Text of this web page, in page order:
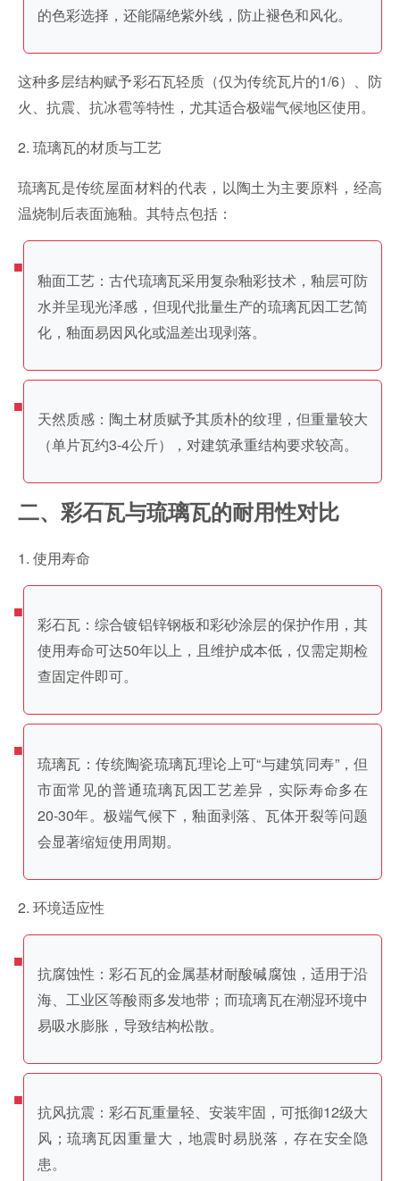
的色彩选择，还能隔绝紫外线，防止褪色和风化。
这种多层结构赋予彩石瓦轻质（仅为传统瓦片的1/6）、防
火、抗震、抗冰雹等特性，尤其适合极端气候地区使用。
2. 琉璃瓦的材质与工艺
琉璃瓦是传统屋面材料的代表，以陶土为主要原料，经高
温烧制后表面施釉。其特点包括：
釉面工艺：古代琉璃瓦采用复杂釉彩技术，釉层可防
水并呈现光泽感，但现代批量生产的琉璃瓦因工艺简
化，釉面易因风化或温差出现剥落。
天然质感：陶土材质赋予其质朴的纹理，但重量较大
（单片瓦约3-4公斤），对建筑承重结构要求较高。
二、彩石瓦与琉璃瓦的耐用性对比
1. 使用寿命
彩石瓦：综合镀铝锌钢板和彩砂涂层的保护作用，其
使用寿命可达50年以上，且维护成本低，仅需定期检
查固定件即可。
琉璃瓦：传统陶瓷琉璃瓦理论上可“与建筑同寿”，但
市面常见的普通琉璃瓦因工艺差异，实际寿命多在
20-30年。极端气候下，釉面剥落、瓦体开裂等问题
会显著缩短使用周期。
2. 环境适应性
抗腐蚀性：彩石瓦的金属基材耐酸碱腐蚀，适用于沿
海、工业区等酸雨多发地带；而琉璃瓦在潮湿环境中
易吸水膨胀，导致结构松散。
抗风抗震：彩石瓦重量轻、安装牢固，可抵御12级大
风；琉璃瓦因重量大，地震时易脱落，存在安全隐
患。